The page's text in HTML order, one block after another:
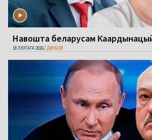
Навошта беларусам
18 ЛЮТАГА 2026 ДВУБОЙ